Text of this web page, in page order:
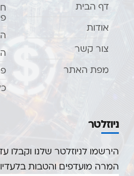
דף הבית
אודות
צור קשר
מפת האתר
ניוזלטר
הירשמו לניוזלטר שלנו וקבלו
המרה מועדפים והטבות